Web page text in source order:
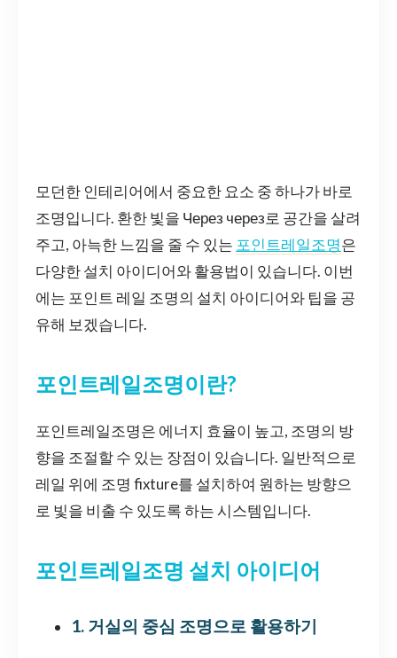
모던한 인테리어에서 중요한 요소 중 하나가 바로
조명입니다. 환한 빛을 Через через로 공간을 살려
주고, 아늑한 느낌을 줄 수 있는 포인트레일조명은
다양한 설치 아이디어와 활용법이 있습니다. 이번
에는 포인트 레일 조명의 설치 아이디어와 팁을 공
유해 보겠습니다.
포인트레일조명이란?
포인트레일조명은 에너지 효율이 높고, 조명의 방
향을 조절할 수 있는 장점이 있습니다. 일반적으로
레일 위에 조명 fixture를 설치하여 원하는 방향으
로 빛을 비출 수 있도록 하는 시스템입니다.
포인트레일조명 설치 아이디어
1. 거실의 중심 조명으로 활용하기